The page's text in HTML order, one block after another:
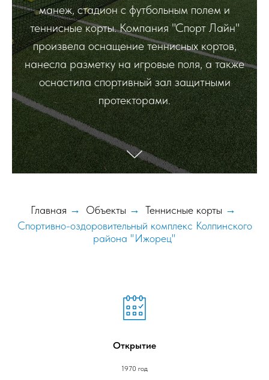
манеж, стадион с футбольным полем и
теннисные корты. Компания "Спорт Лайн"
произвела оснащение теннисных кортов,
нанесла разметку на игровые поля, а также
оснастила спортивный зал защитными
протекторами.
Главная → Объекты → Теннисные корты →
Спортивно-оздоровительный комплекс Колпинского
района "Ижорец"
Открытие
1970 год